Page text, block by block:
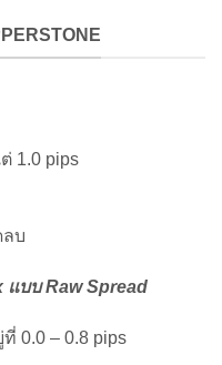
1.0 pips
ลบ
บบ Raw Spread
ที่ 0.0 – 0.8 pips